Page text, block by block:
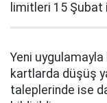
limitleri 15 Şubat
Yeni
kartlarda düşüş
taleplerinde ise